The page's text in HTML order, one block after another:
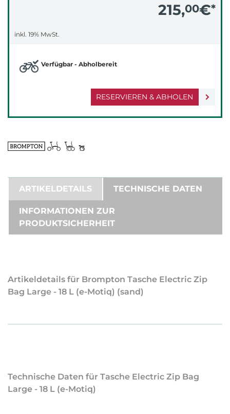
215,00€*
inkl. 19% MwSt.
RESERVIEREN & ABHOLEN
Verfügbar - Abholbereit
ARTIKELDETAILS TECHNISCHE DATEN
INFORMATIONEN ZUR
PRODUKTSICHERHEIT
Artikeldetails für Brompton Tasche Electric Zip
Bag Large - 18 L (e-Motiq) (sand)
Technische Daten für Tasche Electric Zip Bag
Large - 18 L (e-Motiq)